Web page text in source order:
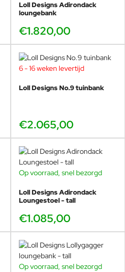
Loll Designs Adirondack
loungebank
€1.820,00
6 - 16 weken levertijd
Loll Designs No.9 tuinbank
€2.065,00
Op voorraad, snel bezorgd
Loll Designs Adirondack
Loungestoel - tall
€1.085,00
Op voorraad, snel bezorgd